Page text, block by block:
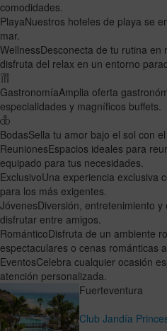
comodidades.
PlayaNuestros hoteles de playa se
mar.
WellnessDesconecta de tu rutina en
disfruta del relax en un entorno
GastronomíaAmplia oferta
especialidades y magníficos buffets.
BodasSella tu amor bajo el sol con
ReunionesEspacios ideales para
equipado para tus necesidades.
ExclusivoUna experiencia exclusiva
para los más exigentes.
JóvenesDiversión, entretenimiento
disfrutar entre amigos.
RománticoDisfruta de un ambiente
espectaculares o cenas románticas
EventosCelebra cualquier ocasión
atención personalizada.
Fuerteventura
Club Jandía